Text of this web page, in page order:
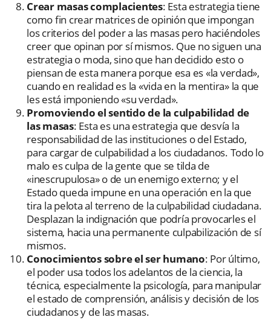
Crear masas complacientes: Esta estrategia tiene
como fin crear matrices de opinión que impongan
los criterios del poder a las masas pero haciéndoles
creer que opinan por sí mismos. Que no siguen una
estrategia o moda, sino que han decidido esto o
piensan de esta manera porque esa es «la verdad»,
cuando en realidad es la «vida en la mentira» la que
les está imponiendo «su verdad».
Promoviendo el sentido de la culpabilidad de
las masas: Esta es una estrategia que desvía la
responsabilidad de las instituciones o del Estado,
para cargar de culpabilidad a los ciudadanos. Todo lo
malo es culpa de la gente que se tilda de
«inescrupulosa» o de un enemigo externo; y el
Estado queda impune en una operación en la que
tira la pelota al terreno de la culpabilidad ciudadana.
Desplazan la indignación que podría provocarles el
sistema, hacia una permanente culpabilización de sí
mismos.
Conocimientos sobre el ser humano: Por último,
el poder usa todos los adelantos de la ciencia, la
técnica, especialmente la psicología, para manipular
el estado de comprensión, análisis y decisión de los
ciudadanos y de las masas.